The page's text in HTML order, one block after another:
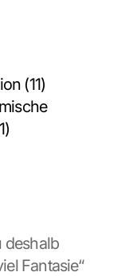
(11)
deshalb
Fantasie“